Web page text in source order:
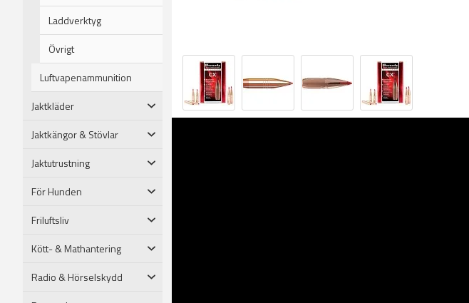
Laddverktyg
Övrigt
Luftvapenammunition
Jaktkläder
Jaktkängor & Stövlar
Jaktutrustning
För Hunden
Friluftsliv
Kött- & Mathantering
Radio & Hörselskydd